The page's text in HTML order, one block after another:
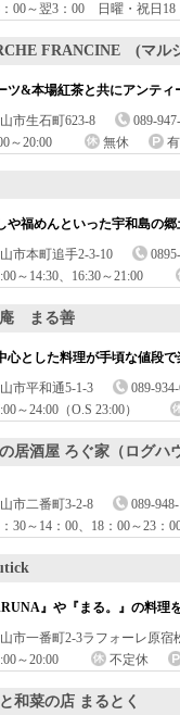
：00～翌3：00 日曜・祝日18
FRANCINE (マル
ツ&本場紅茶と共にアンティ
市生石町623-8
089-
～20:00
無休 有
や福めんといった宇和島の
市本町追手2-3-10
～14:30、16:30～21:00
まる善
心とした料理が手頃な値段
市平和通5-1-3
089-
～24:00（O.S 23:00）
居酒屋 ろぐ家（ログハ
市二番町3-2-8
089-
30～14：00、18：00～23：
』や『まる。』の料理
市一番町2-3ラフォーレ原宿
～20:00
不定休
和菜の店 まるとく